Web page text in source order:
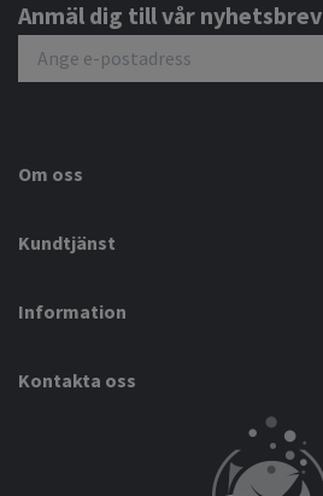
Anmäl dig till vår nyhetsbrev
Om oss
Kundtjänst
Information
Kontakta oss